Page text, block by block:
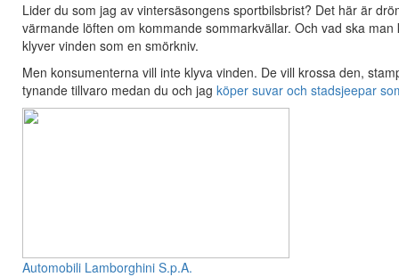
Lider du som jag av vintersäsongens sportbilsbrist? Det här är
värmande löften om kommande sommarkvällar. Och vad ska
klyver vinden som en smörkniv.
Men konsumenterna vill inte klyva vinden. De vill krossa den,
tynande tillvaro medan du och jag köper suvar och stadsjeepar
Automobili Lamborghini S.p.A.